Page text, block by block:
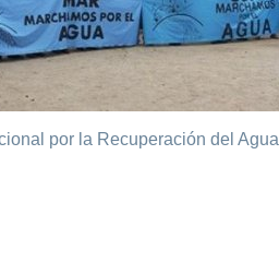
por la Recuperación del Agua